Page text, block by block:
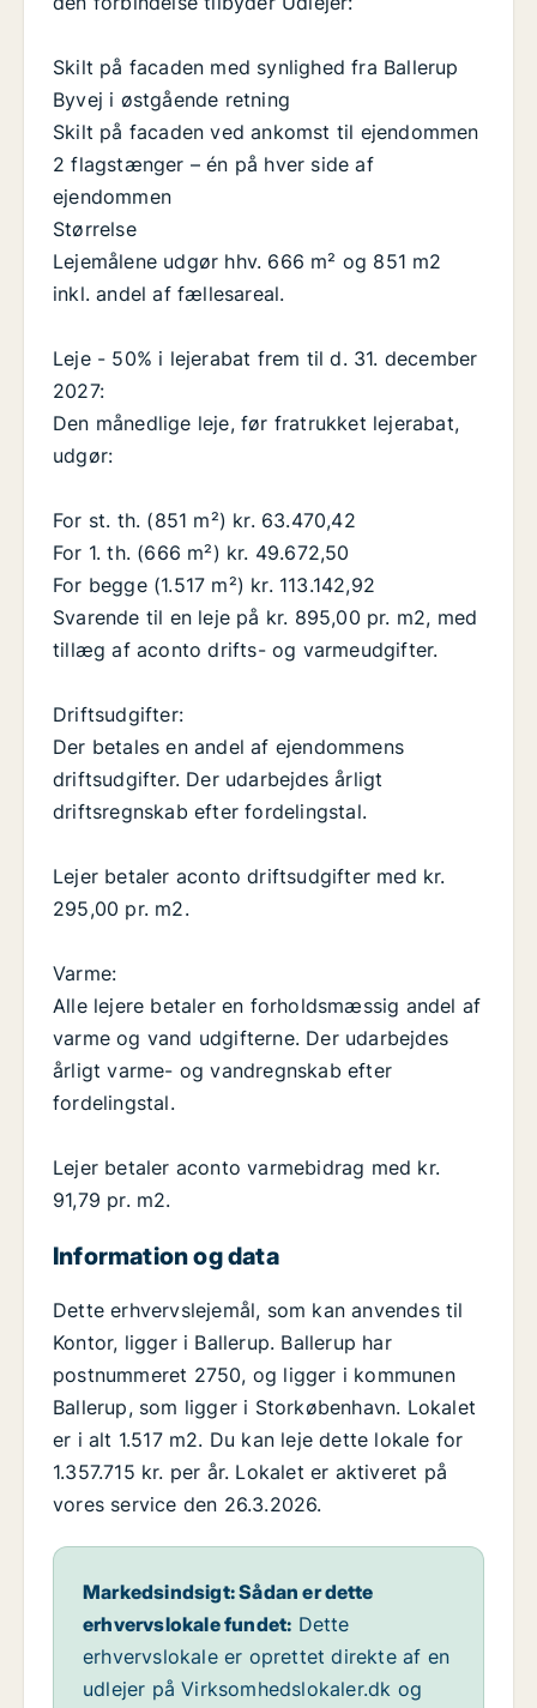
Skilt på facaden med synlighed fra Ballerup
Byvej i østgående retning
Skilt på facaden ved ankomst til ejendommen
2 flagstænger – én på hver side af
ejendommen
Størrelse
Lejemålene udgør hhv. 666 m² og 851 m2
inkl. andel af fællesareal.
Leje - 50% i lejerabat frem til d. 31. december
2027:
Den månedlige leje, før fratrukket lejerabat,
udgør:
For st. th. (851 m²) kr. 63.470,42
For 1. th. (666 m²) kr. 49.672,50
For begge (1.517 m²) kr. 113.142,92
Svarende til en leje på kr. 895,00 pr. m2, med
tillæg af aconto drifts- og varmeudgifter.
Driftsudgifter:
Der betales en andel af ejendommens
driftsudgifter. Der udarbejdes årligt
driftsregnskab efter fordelingstal.
Lejer betaler aconto driftsudgifter med kr.
295,00 pr. m2.
Varme:
Alle lejere betaler en forholdsmæssig andel af
varme og vand udgifterne. Der udarbejdes
årligt varme- og vandregnskab efter
fordelingstal.
Lejer betaler aconto varmebidrag med kr.
91,79 pr. m2.
Information og data
Dette erhvervslejemål, som kan anvendes til
Kontor, ligger i Ballerup. Ballerup har
postnummeret 2750, og ligger i kommunen
Ballerup, som ligger i Storkøbenhavn. Lokalet
er i alt 1.517 m2. Du kan leje dette lokale for
1.357.715 kr. per år. Lokalet er aktiveret på
vores service den 26.3.2026.
Markedsindsigt: Sådan er dette
erhvervslokale fundet: Dette
erhvervslokale er oprettet direkte af en
udlejer på Virksomhedslokaler.dk og